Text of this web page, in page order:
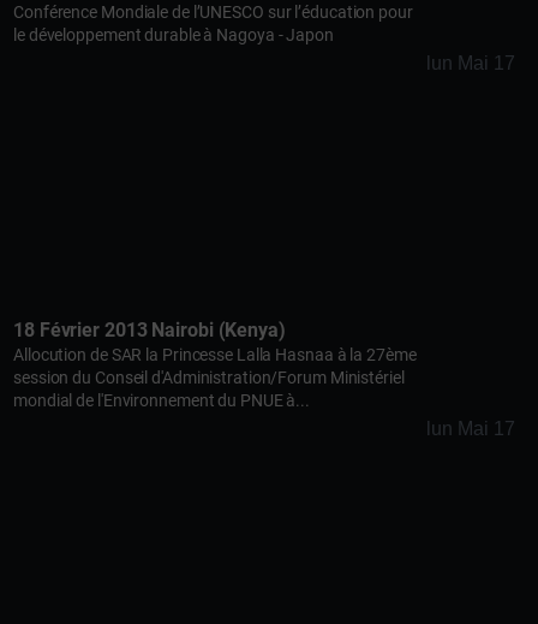
Conférence Mondiale de l’UNESCO sur l’éducation pour
le développement durable à Nagoya - Japon
lun Mai 17
18 Février 2013 Nairobi (Kenya)
Allocution de SAR la Princesse Lalla Hasnaa à la 27ème
session du Conseil d'Administration/Forum Ministériel
mondial de l'Environnement du PNUE à...
lun Mai 17